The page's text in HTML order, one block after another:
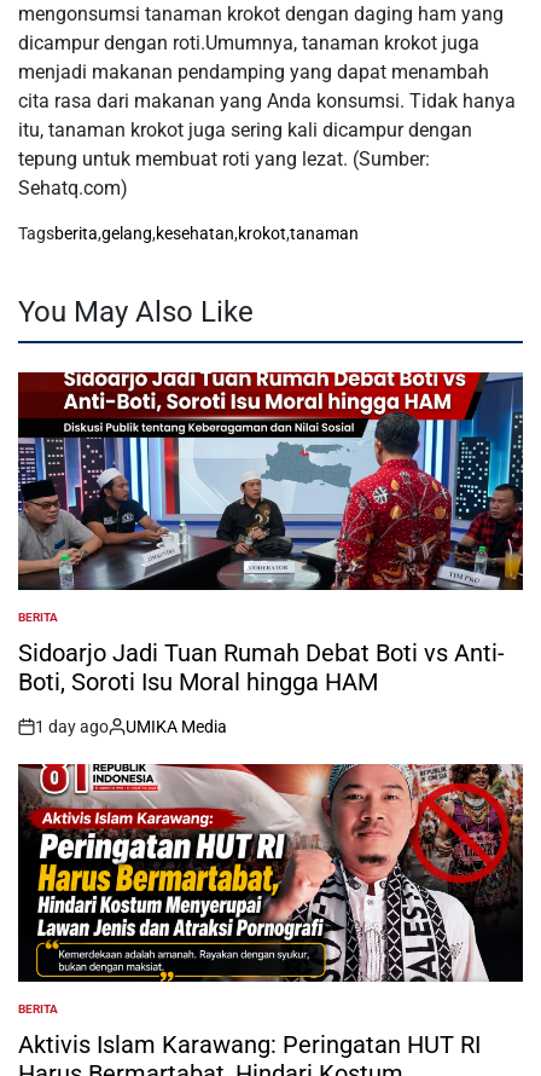
mengonsumsi tanaman krokot dengan daging ham yang
dicampur dengan roti.Umumnya, tanaman krokot juga
menjadi makanan pendamping yang dapat menambah
cita rasa dari makanan yang Anda konsumsi. Tidak hanya
itu, tanaman krokot juga sering kali dicampur dengan
tepung untuk membuat roti yang lezat. (Sumber:
Sehatq.com)
Tagsberita,gelang,kesehatan,krokot,tanaman
You May Also Like
POSTED
IN
BERITA
Sidoarjo Jadi Tuan Rumah Debat Boti vs Anti-
Boti, Soroti Isu Moral hingga HAM
on
1 day ago
Posted
by
UMIKA Media
POSTED
IN
BERITA
Aktivis Islam Karawang: Peringatan HUT RI